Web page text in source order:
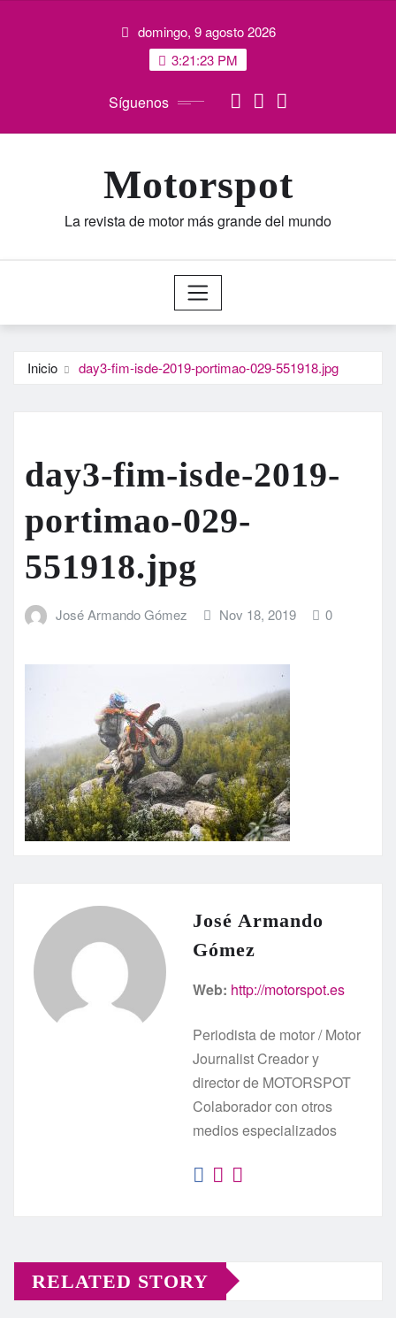
domingo, 9 agosto 2026
3:21:23 PM
Síguenos
Motorspot
La revista de motor más grande del mundo
Inicio day3-fim-isde-2019-portimao-029-551918.jpg
day3-fim-isde-2019-
portimao-029-
551918.jpg
José Armando Gómez Nov 18, 2019 0
José Armando
Gómez
Web: http://motorspot.es
Periodista de motor / Motor
Journalist Creador y
director de MOTORSPOT
Colaborador con otros
medios especializados
RELATED STORY